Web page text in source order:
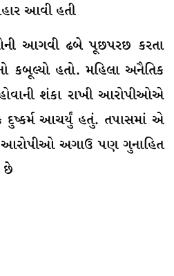
આવી હતી
આગવી ઢબે પૂછપરછ કરતા
કબૂલ્યો હતો. મહિલા અનૈતિક
શંકા રાખી આરોપીઓએ
દુષ્કર્મ આચર્યું હતું. તપાસમાં એ
અગાઉ પણ ગુનાહિત
છે